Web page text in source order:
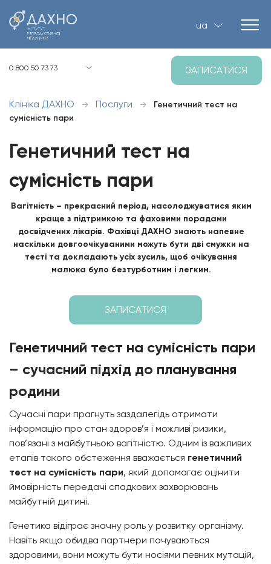
0 800 50 73 73
ua
ЗАПИСАТИСЯ
Клініка ДАХНО → Послуги →
Генетичний тест на
сумісність пари
Генетичний тест на
сумісність пари
Вагітність – прекрасний період, насолоджуватися яким
краще з підтримкою та фаховими порадами
досвідчених лікарів. Фахівці ДАХНО знають напевне
наскільки довгоочікуваними можуть бути дві смужки на
тесті та докладають усіх зусиль, щоб очікування
малюка було безтурботним і легким.
ЗАПИСАТИСЯ
Генетичний тест на сумісність пари
– сучасний підхід до планування
родини
Сучасні пари прагнуть заздалегідь отримати
інформацію про стан здоров’я і можливі ризики,
пов’язані з майбутньою вагітністю. Одним із важливих
етапів такого обстеження вважається генетичний
тест на сумісність пари, який допомагає оцінити
ймовірність передачі спадкових захворювань
майбутній дитині.
Генетика відіграє значну роль у розвитку організму.
Навіть якщо обидва партнери почуваються
здоровими, вони можуть бути носіями певних мутацій,